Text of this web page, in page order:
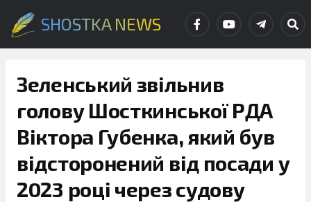
SHOSTKA NEWS
Зеленський звільнив
голову Шосткинської РДА
Віктора Губенка, який був
відсторонений від посади у
2023 році через судову